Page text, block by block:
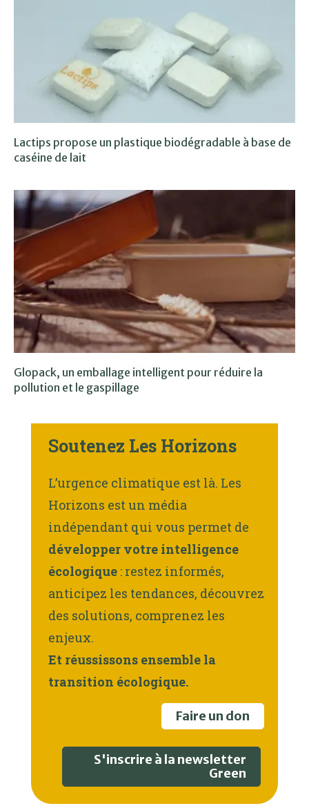
Lactips propose un plastique biodégradable à base de
caséine de lait
Glopack, un emballage intelligent pour réduire la
pollution et le gaspillage
Soutenez Les Horizons
L’urgence climatique est là. Les
Horizons est un média
indépendant qui vous permet de
développer votre intelligence
écologique : restez informés,
anticipez les tendances, découvrez
des solutions, comprenez les
enjeux.
Et réussissons ensemble la
transition écologique.
Faire un don
S'inscrire à la newsletter
Green